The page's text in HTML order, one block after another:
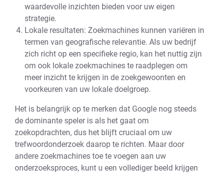
waardevolle inzichten bieden voor uw eigen
strategie.
Lokale resultaten: Zoekmachines kunnen variëren in
termen van geografische relevantie. Als uw bedrijf
zich richt op een specifieke regio, kan het nuttig zijn
om ook lokale zoekmachines te raadplegen om
meer inzicht te krijgen in de zoekgewoonten en
voorkeuren van uw lokale doelgroep.
Het is belangrijk op te merken dat Google nog steeds
de dominante speler is als het gaat om
zoekopdrachten, dus het blijft cruciaal om uw
trefwoordonderzoek daarop te richten. Maar door
andere zoekmachines toe te voegen aan uw
onderzoeksproces, kunt u een vollediger beeld krijgen